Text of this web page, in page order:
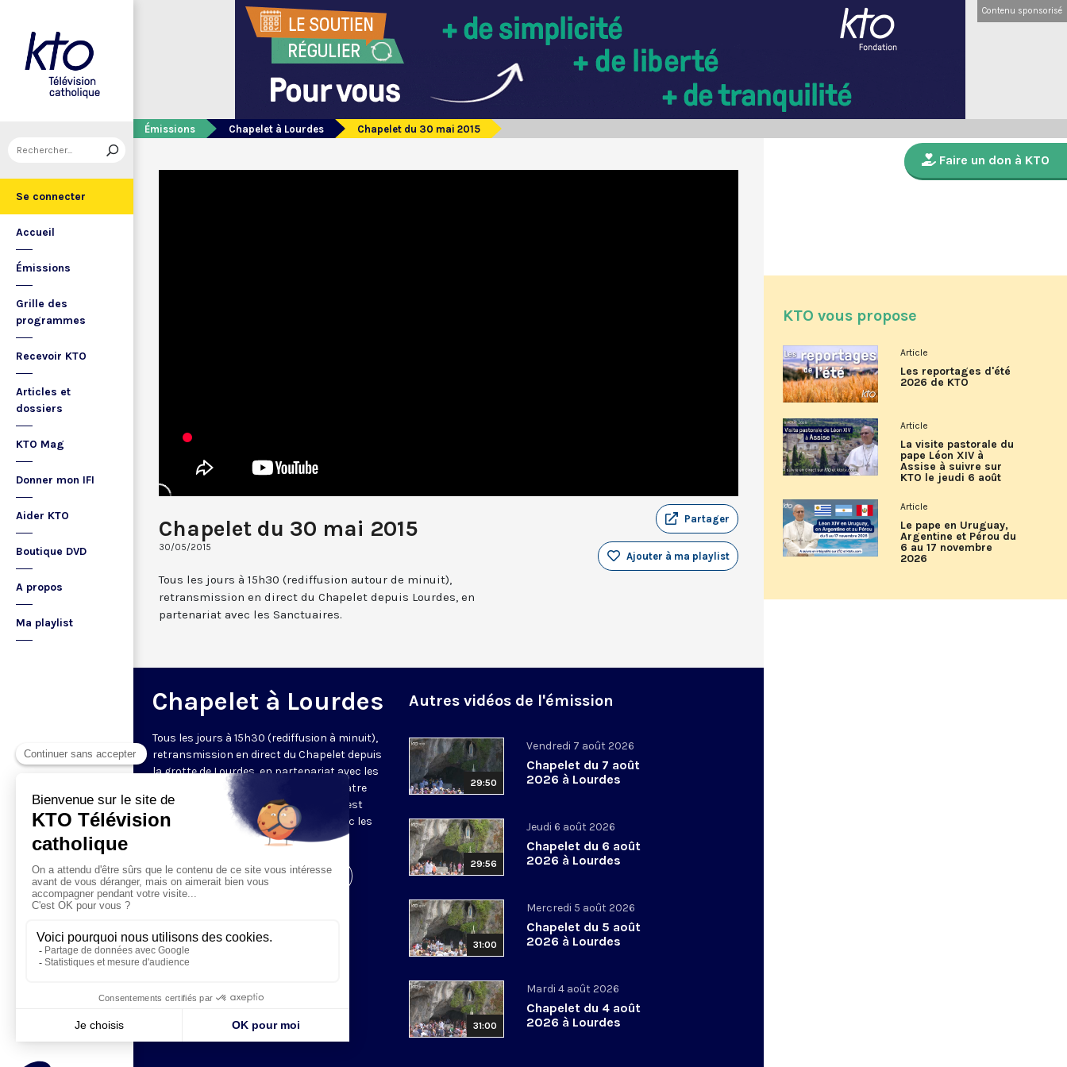
Se connecter
Accueil
Émissions
Grille des
programmes
Recevoir KTO
Articles et
dossiers
KTO Mag
Donner mon IFI
Aider KTO
Boutique DVD
A propos
Ma playlist
Contenu sponsorisé
Émissions Chapelet à Lourdes Chapelet du 30 mai 2015
Chapelet du 30 mai 2015
30/05/2015
Partager
Ajouter à ma playlist
Tous les jours à 15h30 (rediffusion autour de minuit),
retransmission en direct du Chapelet depuis Lourdes, en
partenariat avec les Sanctuaires.
Chapelet à Lourdes
Tous les jours à 15h30 (rediffusion à minuit),
retransmission en direct du Chapelet depuis
la grotte de Lourdes, en partenariat avec les
Sanctuaires. Chaque jour, l'une des quatre
méditations des mystères du Rosaire est
proposée en communion de prière avec les
Visiter la page de l'émission
Autres vidéos de l'émission
29:50
Vendredi 7 août 2026
Chapelet du 7 août
2026 à Lourdes
29:56
Jeudi 6 août 2026
Chapelet du 6 août
2026 à Lourdes
31:00
Mercredi 5 août 2026
Chapelet du 5 août
2026 à Lourdes
31:00
Mardi 4 août 2026
Chapelet du 4 août
2026 à Lourdes
Faire un don à KTO
KTO vous propose
Article
Les reportages d'été
2026 de KTO
Article
La visite pastorale du
pape Léon XIV à
Assise à suivre sur
KTO le jeudi 6 août
Article
Le pape en Uruguay,
Argentine et Pérou du
6 au 17 novembre
2026